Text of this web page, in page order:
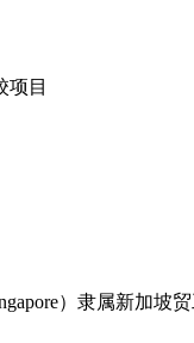
项目
）隶属新加